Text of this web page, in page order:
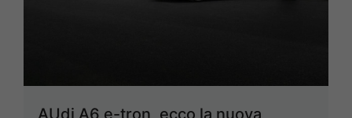
AUdi A6 e-tron, ecco la nuova